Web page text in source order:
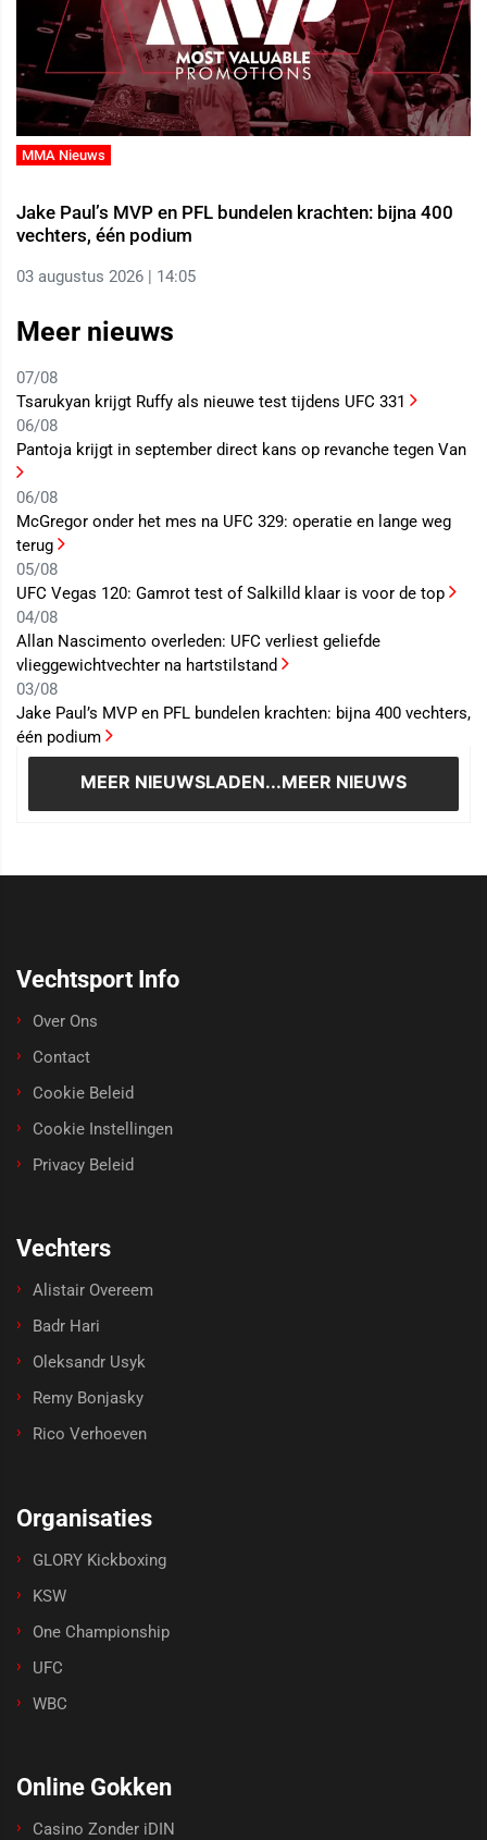
MMA Nieuws
Jake Paul’s MVP en PFL bundelen krachten: bijna 400
vechters, één podium
03 augustus 2026 | 14:05
Meer nieuws
07/08
Tsarukyan krijgt Ruffy als nieuwe test tijdens UFC 331
06/08
Pantoja krijgt in september direct kans op revanche tegen Van
06/08
McGregor onder het mes na UFC 329: operatie en lange weg
terug
05/08
UFC Vegas 120: Gamrot test of Salkilld klaar is voor de top
04/08
Allan Nascimento overleden: UFC verliest geliefde
vlieggewichtvechter na hartstilstand
03/08
Jake Paul’s MVP en PFL bundelen krachten: bijna 400 vechters,
één podium
MEER NIEUWSLADEN...MEER NIEUWS
Vechtsport Info
Over Ons
Contact
Cookie Beleid
Cookie Instellingen
Privacy Beleid
Vechters
Alistair Overeem
Badr Hari
Oleksandr Usyk
Remy Bonjasky
Rico Verhoeven
Organisaties
GLORY Kickboxing
KSW
One Championship
UFC
WBC
Online Gokken
Casino Zonder iDIN